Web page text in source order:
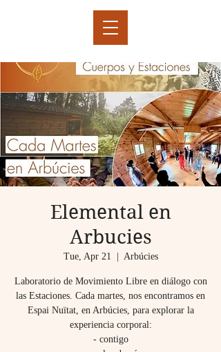
Elemental en
Arbucies
Tue, Apr 21 Arbúcies
Laboratorio de Movimiento Libre en diálogo con
las Estaciones. Cada martes, nos encontramos en
Espai Nuïtat, en Arbúcies, para explorar la
experiencia corporal:
- contigo